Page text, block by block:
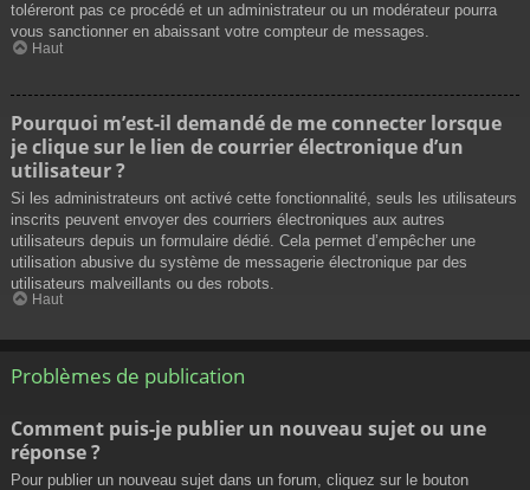
toléreront pas ce procédé et un administrateur ou un modérateur pourra
vous sanctionner en abaissant votre compteur de messages.
Haut
Pourquoi m’est-il demandé de me connecter lorsque
je clique sur le lien de courrier électronique d’un
utilisateur ?
Si les administrateurs ont activé cette fonctionnalité, seuls les utilisateurs
inscrits peuvent envoyer des courriers électroniques aux autres
utilisateurs depuis un formulaire dédié. Cela permet d’empêcher une
utilisation abusive du système de messagerie électronique par des
utilisateurs malveillants ou des robots.
Haut
Problèmes de publication
Comment puis-je publier un nouveau sujet ou une
réponse ?
Pour publier un nouveau sujet dans un forum, cliquez sur le bouton